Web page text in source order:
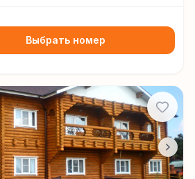
Выбрать номер